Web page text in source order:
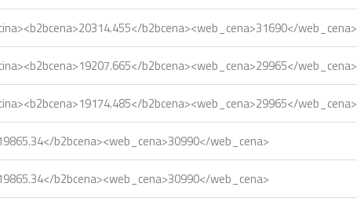
b2bcena><web_cena>31690</web_cena>
b2bcena><web_cena>29965</web_cena>
b2bcena><web_cena>29965</web_cena>
b2bcena><web_cena>30990</web_cena>
b2bcena><web_cena>30990</web_cena>